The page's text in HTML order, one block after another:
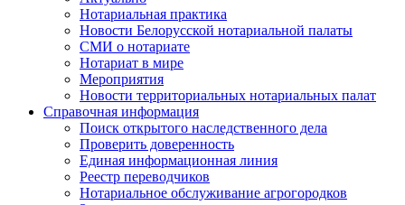
Нотариальная практика
Новости Белорусской нотариальной палаты
СМИ о нотариате
Нотариат в мире
Мероприятия
Новости территориальных нотариальных палат
Справочная информация
Поиск открытого наследственного дела
Проверить доверенность
Единая информационная линия
Реестр переводчиков
Нотариальное обслуживание агрогородков